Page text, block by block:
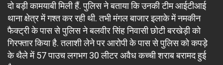
दो बड़ी कामयाबी मिली हैं. पुलिस ने बताया कि उनकी टीम आईटीआई
थाना क्षेत्र में गश्त कर रही थी. तभी मंगल बाजार इलाके में नमकीन
फैक्ट्री के पास से पुलिस ने बलवीर सिंह निवासी छोटी बरखेड़ी को
गिरफ्तार किया है. तलाशी लेने पर आरोपी के पास से पुलिस को कपड़े
के थैले में 57 पाउच लगभग 30 लीटर अवैध कच्ची शराब बरामद हुई